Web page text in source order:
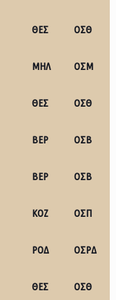
ΘΕΣ ΟΣΘ
ΜΗΛ ΟΣΜ
ΘΕΣ ΟΣΘ
ΒΕΡ ΟΣΒ
ΒΕΡ ΟΣΒ
ΚΟΖ ΟΣΠ
ΡΟΔ ΟΣΡΔ
ΘΕΣ ΟΣΘ